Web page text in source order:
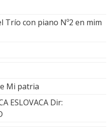
Trío con piano Nº2 en mim
Mi patria
ESLOVACA Dir: